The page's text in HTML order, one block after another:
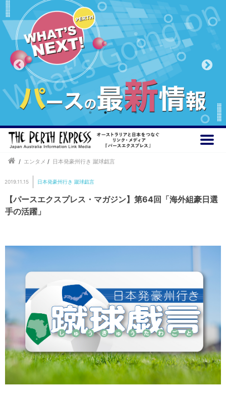
/ エンタメ / 日本発豪州行き 蹴球戯言
2019.11.15 日本発豪州行き 蹴球戯言
【パースエクスプレス・マガジン】第64回「海外組豪日選
手の活躍」